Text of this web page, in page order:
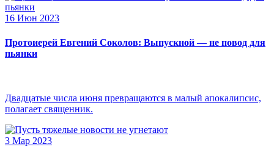
16 Июн 2023
Протоиерей Евгений Соколов: Выпускной — не повод для
пьянки
Двадцатые числа июня превращаются в малый апокалипсис,
полагает священник.
3 Мар 2023